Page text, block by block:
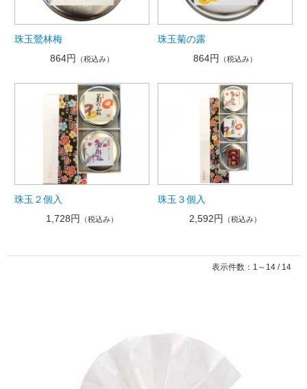
珠玉鶯林梅
864円
（税込み）
珠玉菊の露
864円
（税込み）
珠玉２個入
1,728円
（税込み）
珠玉３個入
2,592円
（税込み）
表示件数：1～14 / 14